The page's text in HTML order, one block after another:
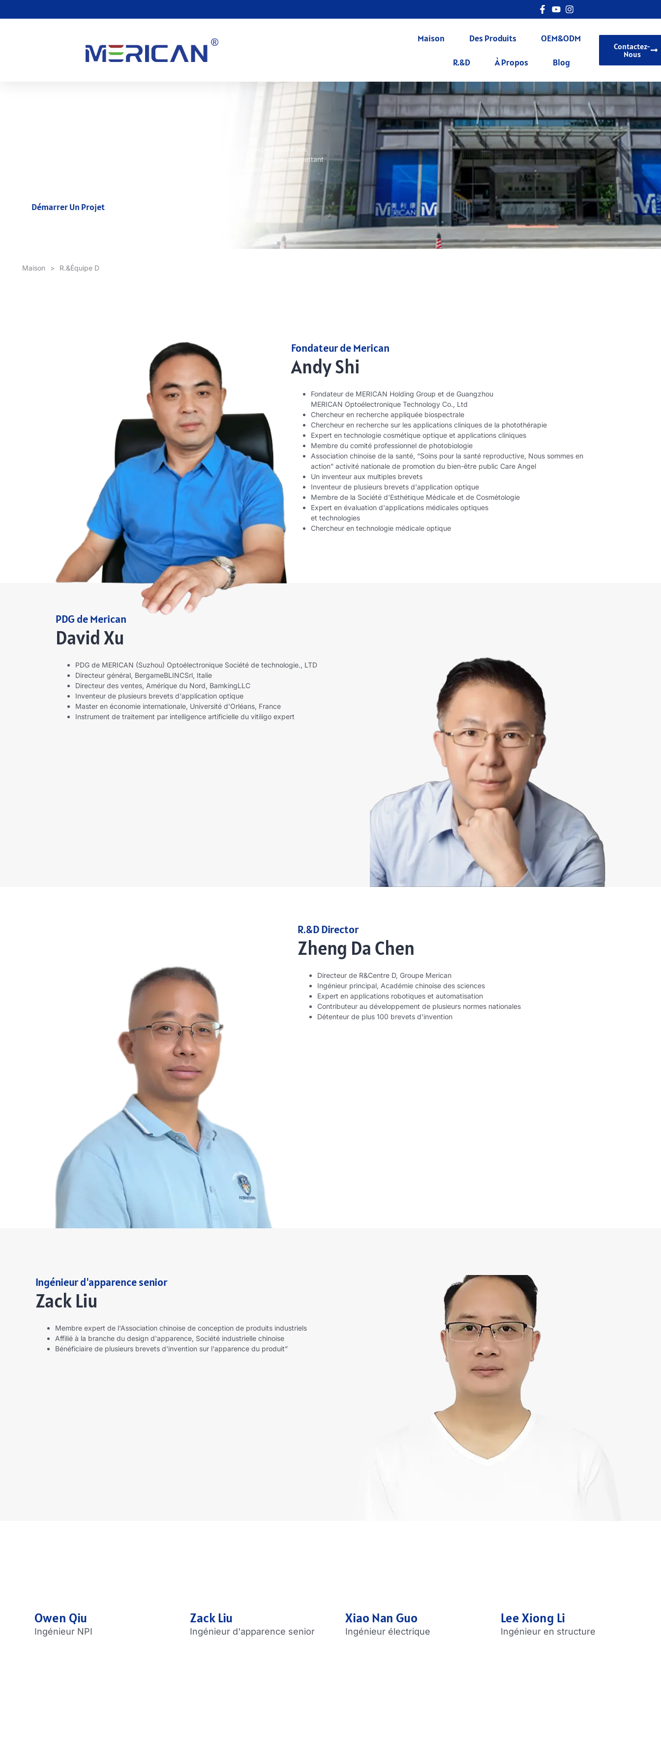
Maison Des Produits OEM&ODM
R.&D À Propos Blog
Contactez-
Nous
Combiner l'éclat du design, ingénieurs en structure et photonique avec l'expertise de nos
ingénieurs PE, Merican vous propose le lit avancé de thérapie par la lumière rouge, promettant
Démarrer Un Projet
Maison > R.&Équipe D
Fondateur de Merican
Andy Shi
Fondateur de MERICAN Holding Group et de Guangzhou
MERICAN Optoélectronique Technology Co., Ltd
Chercheur en recherche appliquée biospectrale
Chercheur en recherche sur les applications cliniques de la photothérapie
Expert en technologie cosmétique optique et applications cliniques
Membre du comité professionnel de photobiologie
Association chinoise de la santé, “Soins pour la santé reproductive, Nous sommes en
action” activité nationale de promotion du bien-être public Care Angel
Un inventeur aux multiples brevets
Inventeur de plusieurs brevets d'application optique
Membre de la Société d'Esthétique Médicale et de Cosmétologie
Expert en évaluation d'applications médicales optiques
et technologies
Chercheur en technologie médicale optique
PDG de Merican
David Xu
PDG de MERICAN (Suzhou) Optoélectronique Société de technologie., LTD
Directeur général, BergameBLINCSrl, Italie
Directeur des ventes, Amérique du Nord, BamkingLLC
Inventeur de plusieurs brevets d'application optique
Master en économie internationale, Université d'Orléans, France
Instrument de traitement par intelligence artificielle du vitiligo expert
R.&D Director
Zheng Da Chen
Directeur de R&Centre D, Groupe Merican
Ingénieur principal, Académie chinoise des sciences
Expert en applications robotiques et automatisation
Contributeur au développement de plusieurs normes nationales
Détenteur de plus 100 brevets d'invention
Ingénieur d'apparence senior
Zack Liu
Membre expert de l'Association chinoise de conception de produits industriels
Affilié à la branche du design d'apparence, Société industrielle chinoise
Bénéficiaire de plusieurs brevets d'invention sur l'apparence du produit”
Owen Qiu
Ingénieur NPI
Zack Liu
Ingénieur d'apparence senior
Xiao Nan Guo
Ingénieur électrique
Lee Xiong Li
Ingénieur en structure